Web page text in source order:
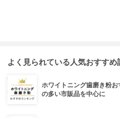
よく見られている人気おすすめ
ホワイトニング歯磨き粉
の多い市販品を中心に